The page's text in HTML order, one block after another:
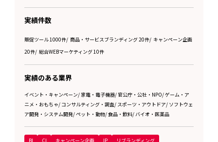
実績件数
販促ツール 1000件/ 商品・サービスブランディング 20件/ キャンペーン企画
20件/ 総合WEBマーケティング 10件
実績のある業界
イベント・キャンペーン/家電・電子機器/官公庁・公社・NPO/ゲーム・ア
ニメ・おもちゃ/コンサルティング・調査/スポーツ・アウトドア/ソフトウェ
ア開発・システム開発/ペット・動物/食品・飲料/バイオ・医薬品
BI CI キャンペーン企画 IP
リブランディング